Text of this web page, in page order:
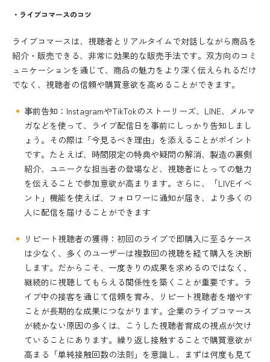
・ライブコマースのコツ
ライブコマースは、視聴者とリアルタイムで対話しながら商品を
紹介・販売できる、非常に効果的な販売手法です。双方向のコミ
ュニケーションを通じて、商品の魅力をより深く伝えられるだけ
でなく、視聴者の信頼や購買意欲を高めることができます。
事前告知：InstagramやTikTokのストーリーズ、LINE、メルマ
ガなどを使って、ライブ配信日を事前にしっかり告知しまし
ょう。その際は「今見るべき理由」を添えることがポイント
です。たとえば、時間限定の特典や疑問の解消、製造の裏側
紹介、ユニークな担当者の登場など、視聴者にとっての魅力
を伝えることで参加意欲が高まります。さらに、「LIVEイベ
ント」機能を使えば、フォロワーに通知が届き、より多くの
人に配信を届けることができます
リピート視聴者の獲得：初回のライブで即購入に至るケース
は少なく、多くのユーザーは複数回の視聴を経て購入を決断
します。だからこそ、一度きりの成果を求めるのではなく、
継続的に視聴してもらえる関係性を築くことが重要です。ラ
イブ中の接客を通じて信頼を育み、リピート視聴者を増やす
ことが長期的な成果につながります。企業のライブコマース
が続かない原因の多くは、こうした視聴者育成の視点が欠け
ていることにあります。繰り返し接触することで購買意欲が
高まる「単純接触回数の法則」を意識し、まずは何度も見て